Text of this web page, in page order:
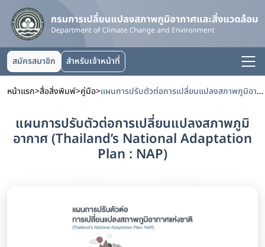
สมัครสมาชิก สำหรับเจ้าหน้าที่
หน้าแรก>สื่อสิ่งพิมพ์>คู่มือ> แผนการปรับตัวต่อการเปลี่ยนแปลงสภาพภูมิอากาศ (Thailand’s National Adaptation Plan : NAP)
แผนการปรับตัวต่อการเปลี่ยนแปลงสภาพภูมิ
อากาศ (Thailand’s National Adaptation
Plan : NAP)